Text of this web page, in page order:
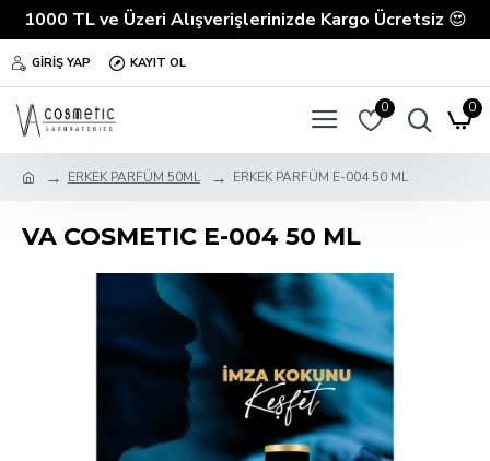
1000 TL ve Üzeri Alışverişlerinizde Kargo Ücretsiz 😍
GIRIŞ YAP KAYIT OL
0 0
ERKEK PARFÜM 50ML ERKEK PARFÜM E-004 50 ML
VA COSMETIC E-004 50 ML